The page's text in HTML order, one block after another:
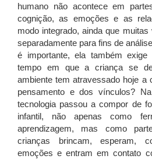
humano não acontece em
cognição, as emoções e as
modo integrado, ainda que
separadamente para fins de
é importante, ela também
tempo em que a criança se
ambiente tem atravessado hoje a
pensamento e dos vínculos?
tecnologia passou a compor de
infantil, não apenas como
aprendizagem, mas como
crianças brincam, esperam,
emoções e entram em contato